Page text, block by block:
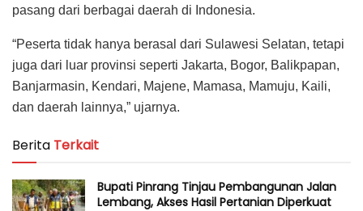
pasang dari berbagai daerah di Indonesia.
“Peserta tidak hanya berasal dari Sulawesi Selatan, tetapi
juga dari luar provinsi seperti Jakarta, Bogor, Balikpapan,
Banjarmasin, Kendari, Majene, Mamasa, Mamuju, Kaili,
dan daerah lainnya,” ujarnya.
Berita Terkait
Bupati Pinrang Tinjau Pembangunan Jalan
Lembang, Akses Hasil Pertanian Diperkuat